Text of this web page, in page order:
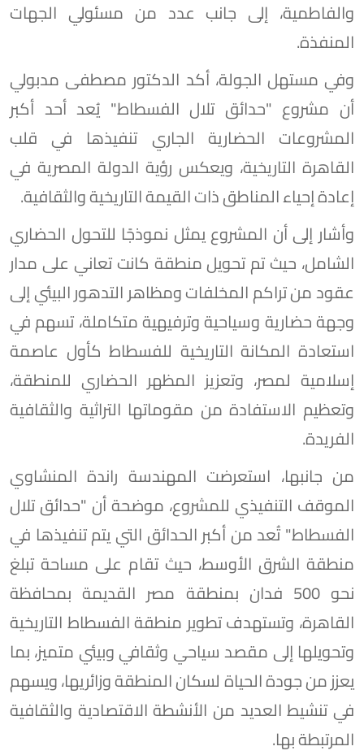
والفاطمية، إلى جانب عدد من مسئولي الجهات
المنفذة.
وفي مستهل الجولة، أكد الدكتور مصطفى مدبولي
أن مشروع "حدائق تلال الفسطاط" يُعد أحد أكبر
المشروعات الحضارية الجاري تنفيذها في قلب
القاهرة التاريخية، ويعكس رؤية الدولة المصرية في
إعادة إحياء المناطق ذات القيمة التاريخية والثقافية.
وأشار إلى أن المشروع يمثل نموذجًا للتحول الحضاري
الشامل، حيث تم تحويل منطقة كانت تعاني على مدار
عقود من تراكم المخلفات ومظاهر التدهور البيئي إلى
وجهة حضارية وسياحية وترفيهية متكاملة، تسهم في
استعادة المكانة التاريخية للفسطاط كأول عاصمة
إسلامية لمصر، وتعزيز المظهر الحضاري للمنطقة،
وتعظيم الاستفادة من مقوماتها التراثية والثقافية
الفريدة.
من جانبها، استعرضت المهندسة راندة المنشاوي
الموقف التنفيذي للمشروع، موضحة أن "حدائق تلال
الفسطاط" تُعد من أكبر الحدائق التي يتم تنفيذها في
منطقة الشرق الأوسط، حيث تقام على مساحة تبلغ
نحو 500 فدان بمنطقة مصر القديمة بمحافظة
القاهرة، وتستهدف تطوير منطقة الفسطاط التاريخية
وتحويلها إلى مقصد سياحي وثقافي وبيئي متميز، بما
يعزز من جودة الحياة لسكان المنطقة وزائريها، ويسهم
في تنشيط العديد من الأنشطة الاقتصادية والثقافية
المرتبطة بها.